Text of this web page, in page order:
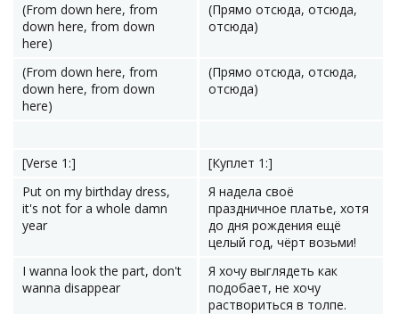
(From down here, from
down here, from down
here)
(Прямо отсюда, отсюда,
отсюда)
(From down here, from
down here, from down
here)
(Прямо отсюда, отсюда,
отсюда)
[Verse 1:]
[Куплет 1:]
Put on my birthday dress,
it's not for a whole damn
year
Я надела своё
праздничное платье, хотя
до дня рождения ещё
целый год, чёрт возьми!
I wanna look the part, don't
wanna disappear
Я хочу выглядеть как
подобает, не хочу
раствориться в толпе.